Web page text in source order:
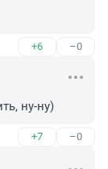
+6 –0
ну-ну)
+7 –0